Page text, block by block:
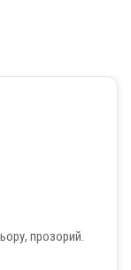
прозорий.